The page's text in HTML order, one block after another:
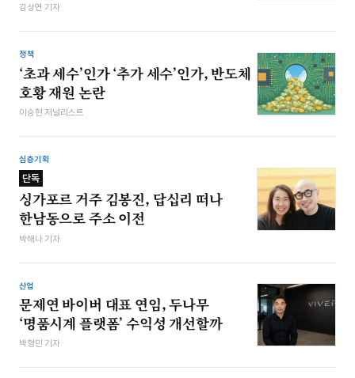
김상연 기자
정책
‘초과 세수’인가 ‘추가 세수’인가, 반도체
호황 재원 논란
이승현 저널리스트
심층기획
단독
싱가포르 거주 김봉진, 답십리 떠나
한남동으로 주소 이전
박해나 기자
산업
문제연 바이버 대표 연임, 두나무
‘명품시계 플랫폼’ 수익성 개선할까
박형민 기자